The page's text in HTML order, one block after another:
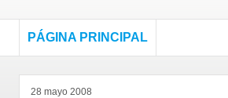
PÁGINA PRINCIPAL
28 mayo 2008